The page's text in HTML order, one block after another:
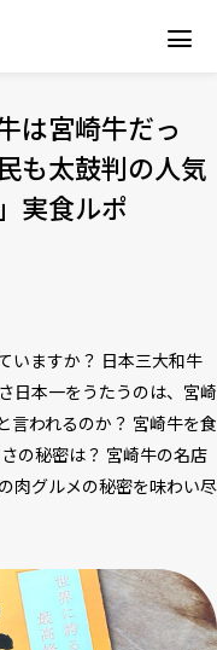
は宮崎牛だっ
も太鼓判の人気
実食ルポ
いますか？ 日本三大和牛
日本一をうたうのは、宮崎
言われるのか？ 宮崎牛を食
の秘密は？ 宮崎牛の名店
肉グルメの秘密を味わい尽